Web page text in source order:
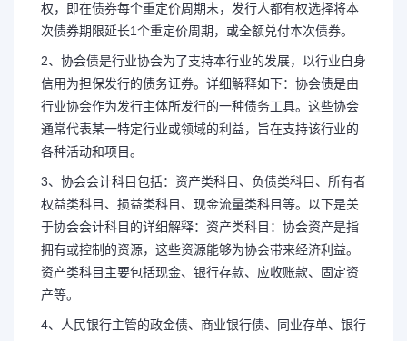
权，即在债券每个重定价周期末，发行人都有权选择将本
次债券期限延长1个重定价周期，或全额兑付本次债券。
2、协会债是行业协会为了支持本行业的发展，以行业自身
信用为担保发行的债务证券。详细解释如下：协会债是由
行业协会作为发行主体所发行的一种债务工具。这些协会
通常代表某一特定行业或领域的利益，旨在支持该行业的
各种活动和项目。
3、协会会计科目包括：资产类科目、负债类科目、所有者
权益类科目、损益类科目、现金流量类科目等。以下是关
于协会会计科目的详细解释：资产类科目：协会资产是指
拥有或控制的资源，这些资源能够为协会带来经济利益。
资产类科目主要包括现金、银行存款、应收账款、固定资
产等。
4、人民银行主管的政金债、商业银行债、同业存单、银行
公司债务主要指哪些行
定义
1、可续期公司债：可续期公司
其特点是发行人于在债券每个重定
权，即在债券每个重定价周期末，
债券期限延长...